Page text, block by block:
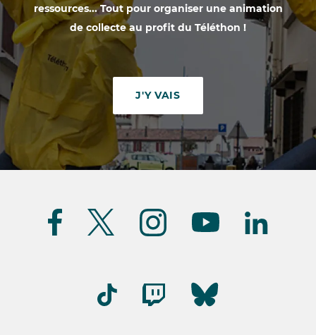
ressources... Tout pour organiser une animation
de collecte au profit du Téléthon !
J'Y VAIS